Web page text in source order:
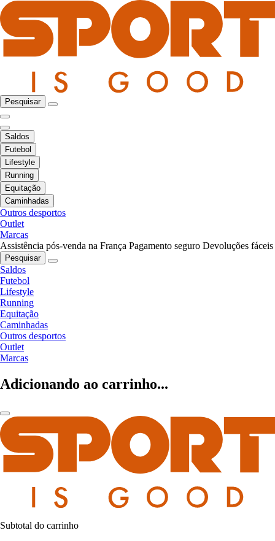
Pesquisar
Saldos
Futebol
Lifestyle
Running
Equitação
Caminhadas
Outros desportos
Outlet
Marcas
Assistência pós-venda na França Pagamento seguro Devoluções fáceis
Pesquisar
Saldos
Futebol
Lifestyle
Running
Equitação
Caminhadas
Outros desportos
Outlet
Marcas
Adicionando ao carrinho...
Subtotal do carrinho